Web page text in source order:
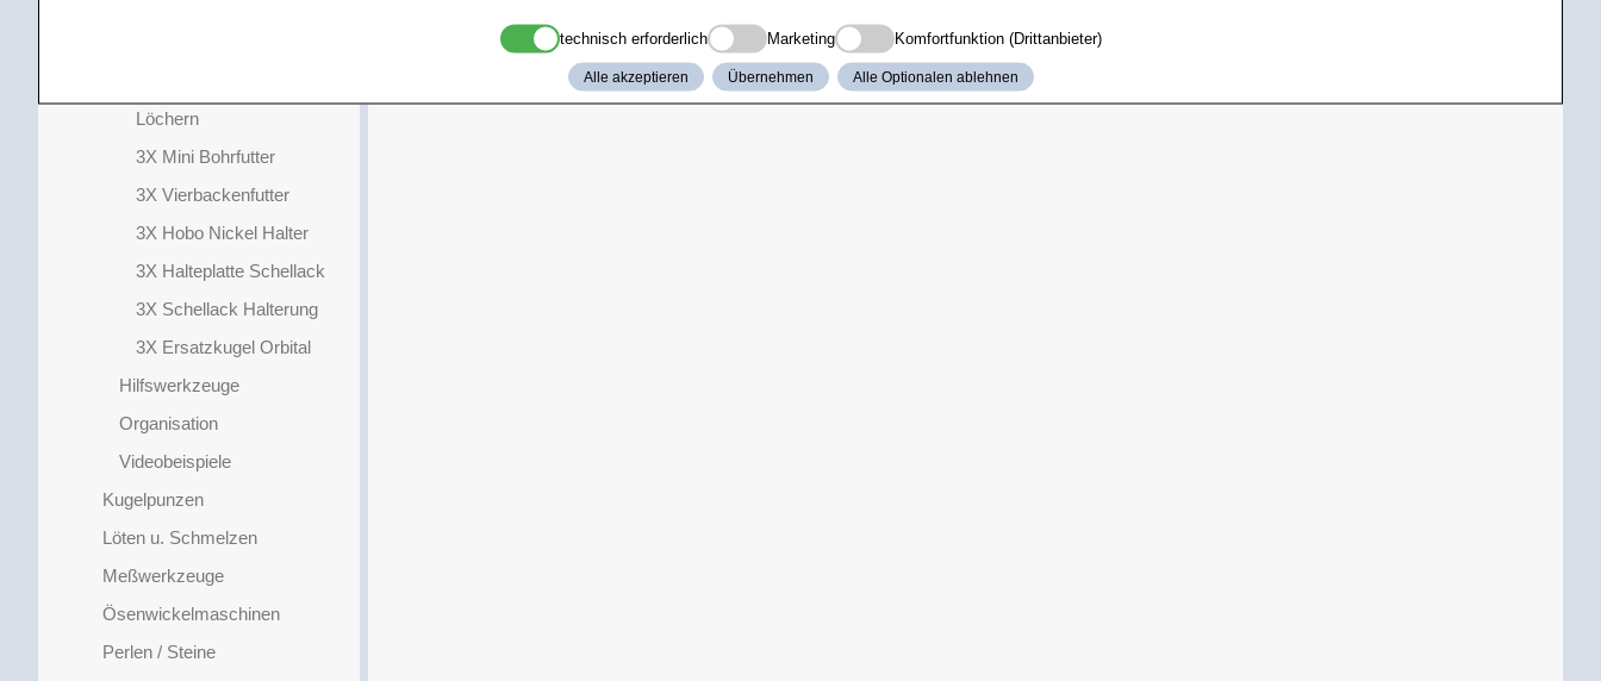
Löchern
3X Mini Bohrfutter
3X Vierbackenfutter
3X Hobo Nickel Halter
3X Halteplatte Schellack
3X Schellack Halterung
3X Ersatzkugel Orbital
Hilfswerkzeuge
Organisation
Videobeispiele
Kugelpunzen
Löten u. Schmelzen
Meßwerkzeuge
Ösenwickelmaschinen
Perlen / Steine
technisch erforderlich Marketing Komfortfunktion (Drittanbieter)
Alle akzeptieren Übernehmen Alle Optionalen ablehnen